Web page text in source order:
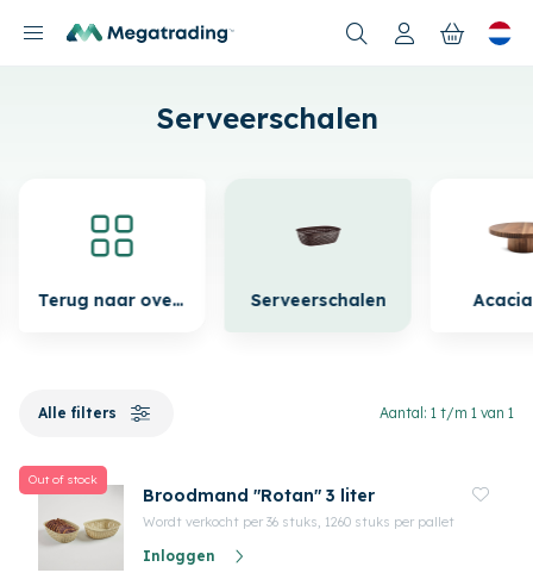
Nieuwe producten
Serveerschalen
Terug naar overzicht Serveerschalen
Alle filters Aantal: 1 t/m 1 van 1
Out of stock
Broodmand "Rotan" 3 liter
Wordt verkocht per 36 stuks, 1260 stuks per pallet
Inloggen